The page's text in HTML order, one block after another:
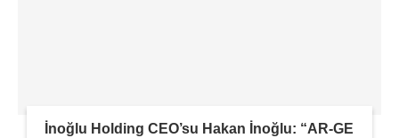
İnoğlu Holding CEO’su Hakan İnoğlu: “AR-GE